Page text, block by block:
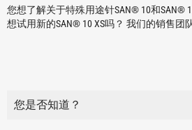
您想了解关于特殊用途针SAN® 10和SAN®
想试用新的SAN® 10 XS吗？ 我们的销售团
您是否知道？